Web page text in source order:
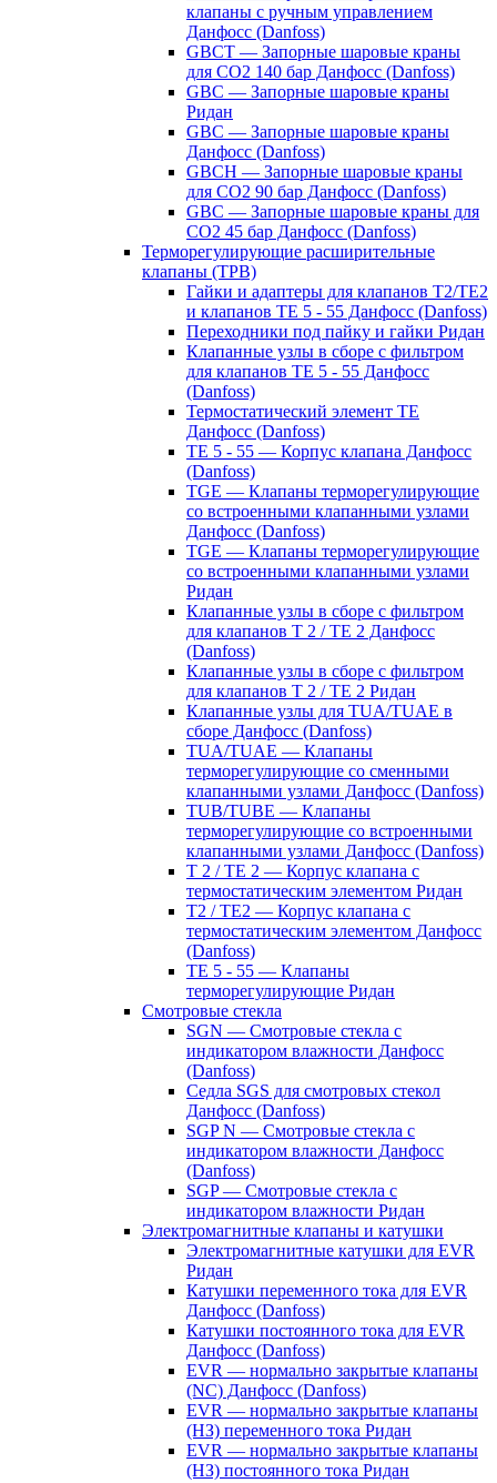
клапаны с ручным управлением
Данфосс (Danfoss)
GBCT — Запорные шаровые краны
для CO2 140 бар Данфосс (Danfoss)
GBC — Запорные шаровые краны
Ридан
GBC — Запорные шаровые краны
Данфосс (Danfoss)
GBCH — Запорные шаровые краны
для CO2 90 бар Данфосс (Danfoss)
GBC — Запорные шаровые краны для
CO2 45 бар Данфосс (Danfoss)
Терморегулирующие расширительные
клапаны (ТРВ)
Гайки и адаптеры для клапанов T2/TE2
и клапанов TE 5 - 55 Данфосс (Danfoss)
Переходники под пайку и гайки Ридан
Клапанные узлы в сборе с фильтром
для клапанов TE 5 - 55 Данфосс
(Danfoss)
Термостатический элемент TE
Данфосс (Danfoss)
TE 5 - 55 — Корпус клапана Данфосс
(Danfoss)
TGE — Клапаны терморегулирующие
со встроенными клапанными узлами
Данфосс (Danfoss)
TGE — Клапаны терморегулирующие
со встроенными клапанными узлами
Ридан
Клапанные узлы в сборе с фильтром
для клапанов T 2 / TE 2 Данфосс
(Danfoss)
Клапанные узлы в сборе с фильтром
для клапанов T 2 / TE 2 Ридан
Клапанные узлы для TUA/TUAE в
сборе Данфосс (Danfoss)
TUA/TUAE — Клапаны
терморегулирующие со сменными
клапанными узлами Данфосс (Danfoss)
TUB/TUBE — Клапаны
терморегулирующие со встроенными
клапанными узлами Данфосс (Danfoss)
T 2 / TE 2 — Корпус клапана с
термостатическим элементом Ридан
T2 / TE2 — Корпус клапана с
термостатическим элементом Данфосс
(Danfoss)
TE 5 - 55 — Клапаны
терморегулирующие Ридан
Смотровые стекла
SGN — Смотровые стекла с
индикатором влажности Данфосс
(Danfoss)
Седла SGS для смотровых стекол
Данфосс (Danfoss)
SGP N — Смотровые стекла с
индикатором влажности Данфосс
(Danfoss)
SGP — Смотровые стекла с
индикатором влажности Ридан
Электромагнитные клапаны и катушки
Электромагнитные катушки для EVR
Ридан
Катушки переменного тока для EVR
Данфосс (Danfoss)
Катушки постоянного тока для EVR
Данфосс (Danfoss)
EVR — нормально закрытые клапаны
(NC) Данфосс (Danfoss)
EVR — нормально закрытые клапаны
(НЗ) переменного тока Ридан
EVR — нормально закрытые клапаны
(НЗ) постоянного тока Ридан